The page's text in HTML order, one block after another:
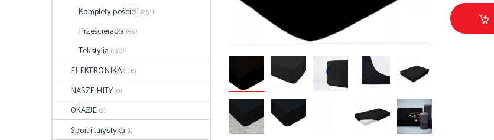
Komplety pościeli (251)
Prześcieradła (56)
Tekstylia (130)
ELEKTRONIKA(116)
NASZE HITY(0)
OKAZJE(2)
Sport i turystyka (1)